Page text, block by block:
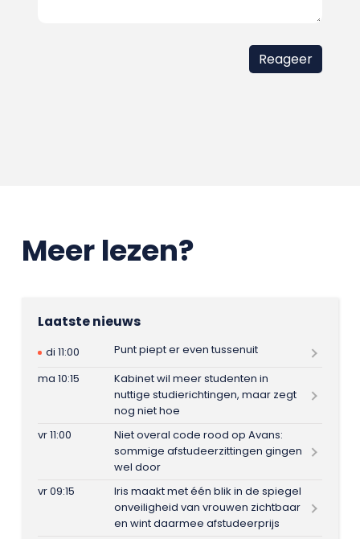
Meer lezen?
Laatste nieuws
di 11:00
Punt piept er even tussenuit
ma 10:15
Kabinet wil meer studenten in
nuttige studierichtingen, maar zegt
nog niet hoe
vr 11:00
Niet overal code rood op Avans:
sommige afstudeerzittingen gingen
wel door
vr 09:15
Iris maakt met één blik in de spiegel
onveiligheid van vrouwen zichtbaar
en wint daarmee afstudeerprijs